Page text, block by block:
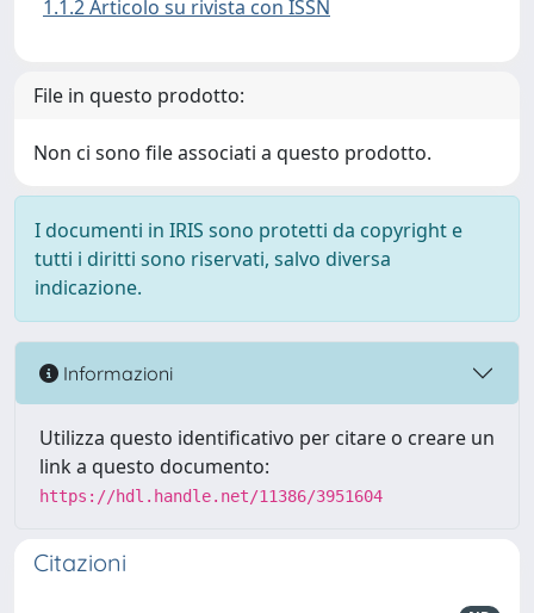
1.1.2 Articolo su rivista con ISSN
File in questo prodotto:
Non ci sono file associati a questo prodotto.
I documenti in IRIS sono protetti da copyright e
tutti i diritti sono riservati, salvo diversa
indicazione.
Informazioni
Utilizza questo identificativo per citare o creare un
link a questo documento:
https://hdl.handle.net/11386/3951604
Citazioni